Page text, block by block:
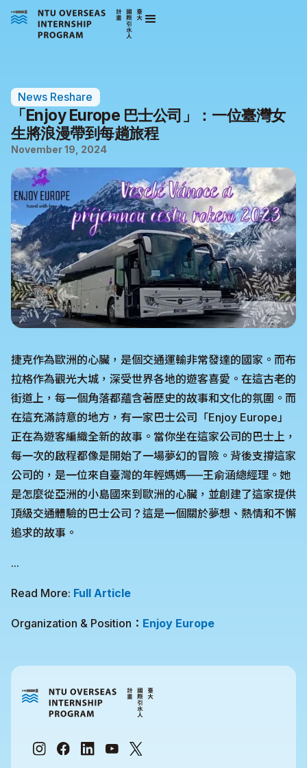
News Reshare
「Enjoy Europe 巴士公司」：一位臺灣女
生將浪漫帶到每趟旅程
November 19, 2024
捷克作為歐洲的心臟，是個交通運輸非常發達的國家。而布
拉格作為觀光大城，深受世界各地的遊客喜愛。在這古老的
街道上，每一個角落都蘊含著歷史的故事和文化的氛圍。而
在這充滿詩意的地方，有一家巴士公司「Enjoy Europe」
正在為遊客編織全新的故事。當你坐在這家公司的巴士上，
每一次的啟程都像是開始了一場夢幻的冒險。背後支撐這家
公司的，是一位來自臺灣的年輕媽媽—–王俞涵總經理。她
是怎麼從亞洲的小島國來到歐洲的心臟，並創建了這家提供
頂級交通體驗的巴士公司？這是一個關於夢想、熱情和不懈
追求的故事。
...
Read More: Full Article
Organization & Position： Enjoy Europe